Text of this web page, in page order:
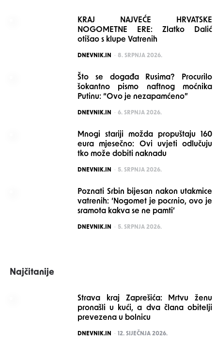
KRAJ NAJVEĆE HRVATSKE
NOGOMETNE ERE: Zlatko Dalić
otišao s klupe Vatrenih
POSTED
DNEVNIK.IN 8. SRPNJA 2026.
Što se događa Rusima? Procurilo
šokantno pismo naftnog moćnika
Putinu: “Ovo je nezapamćeno”
POSTED
DNEVNIK.IN 6. SRPNJA 2026.
Mnogi stariji možda propuštaju 160
eura mjesečno: Ovi uvjeti odlučuju
tko može dobiti naknadu
POSTED
DNEVNIK.IN 5. SRPNJA 2026.
Poznati Srbin bijesan nakon utakmice
vatrenih: ‘Nogomet je pocrnio, ovo je
sramota kakva se ne pamti’
POSTED
DNEVNIK.IN 5. SRPNJA 2026.
Najčitanije
Strava kraj Zaprešića: Mrtvu ženu
pronašli u kući, a dva člana obitelji
prevezena u bolnicu
POSTED
DNEVNIK.IN 12. SIJEČNJA 2026.